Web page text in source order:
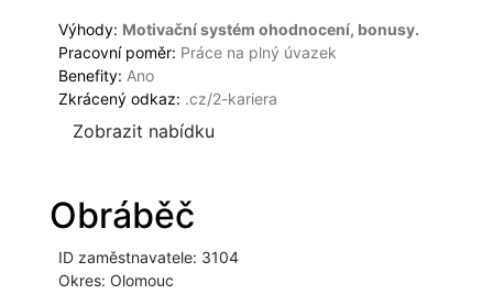
Výhody: Motivační systém ohodnocení, bonusy.
Pracovní poměr: Práce na plný úvazek
Benefity: Ano
Zkrácený odkaz: .cz/2-kariera
Zobrazit nabídku
Obráběč
ID zaměstnavatele: 3104
Okres: Olomouc